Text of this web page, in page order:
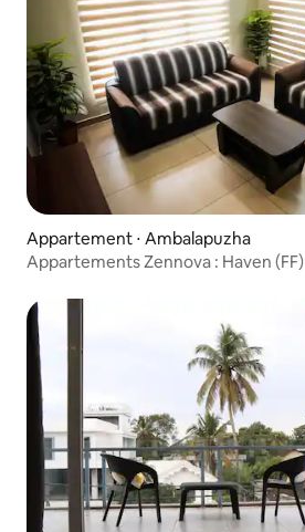
Appartement ⋅ Ambalapuzha
Appartements Zennova : Haven (FF)